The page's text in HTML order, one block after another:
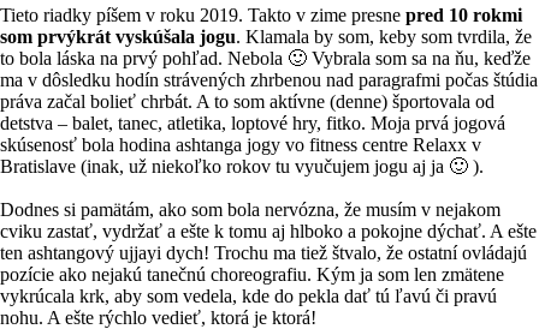
Tieto riadky píšem v roku 2019. Takto v zime presne pred 10 rokmi
som prvýkrát vyskúšala jogu. Klamala by som, keby som tvrdila, že
to bola láska na prvý pohľad. Nebola 🙂 Vybrala som sa na ňu, keďže
ma v dôsledku hodín strávených zhrbenou nad paragrafmi počas štúdia
práva začal bolieť chrbát. A to som aktívne (denne) športovala od
detstva – balet, tanec, atletika, loptové hry, fitko. Moja prvá jogová
skúsenosť bola hodina ashtanga jogy vo fitness centre Relaxx v
Bratislave (inak, už niekoľko rokov tu vyučujem jogu aj ja 🙂 ).
Dodnes si pamätám, ako som bola nervózna, že musím v nejakom
cviku zastať, vydržať a ešte k tomu aj hlboko a pokojne dýchať. A ešte
ten ashtangový ujjayi dych! Trochu ma tiež štvalo, že ostatní ovládajú
pozície ako nejakú tanečnú choreografiu. Kým ja som len zmätene
vykrúcala krk, aby som vedela, kde do pekla dať tú ľavú či pravú
nohu. A ešte rýchlo vedieť, ktorá je ktorá!